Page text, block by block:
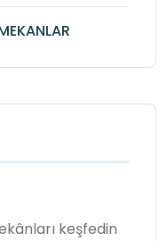
keşfedin